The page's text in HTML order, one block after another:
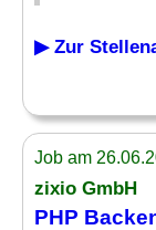
▶ Zur
Job am
zixio GmbH
PHP